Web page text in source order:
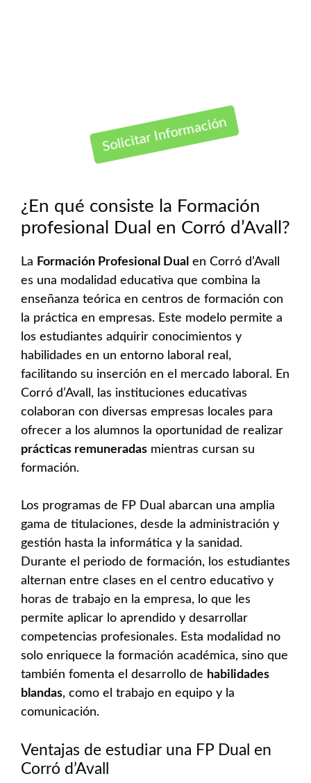
Solicitar Información
¿En qué consiste la Formación
profesional Dual en Corró d’Avall?
La Formación Profesional Dual en Corró d’Avall
es una modalidad educativa que combina la
enseñanza teórica en centros de formación con
la práctica en empresas. Este modelo permite a
los estudiantes adquirir conocimientos y
habilidades en un entorno laboral real,
facilitando su inserción en el mercado laboral. En
Corró d’Avall, las instituciones educativas
colaboran con diversas empresas locales para
ofrecer a los alumnos la oportunidad de realizar
prácticas remuneradas mientras cursan su
formación.
Los programas de FP Dual abarcan una amplia
gama de titulaciones, desde la administración y
gestión hasta la informática y la sanidad.
Durante el periodo de formación, los estudiantes
alternan entre clases en el centro educativo y
horas de trabajo en la empresa, lo que les
permite aplicar lo aprendido y desarrollar
competencias profesionales. Esta modalidad no
solo enriquece la formación académica, sino que
también fomenta el desarrollo de habilidades
blandas, como el trabajo en equipo y la
comunicación.
Ventajas de estudiar una FP Dual en
Corró d’Avall